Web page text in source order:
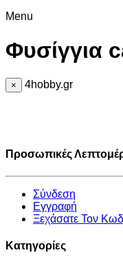
Menu
Φυσίγγια
× 4hobby.gr
Προσωπικές
Σύνδεση
Εγγραφή
Ξεχάσατε Τον
Κατηγορίες